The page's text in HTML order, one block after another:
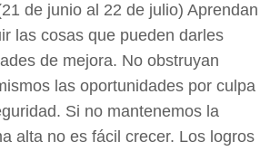
de junio al 22 de julio) Aprendan
las cosas que pueden darles
de mejora. No obstruyan
las oportunidades por culpa
Si no mantenemos la
alta no es fácil crecer. Los logros